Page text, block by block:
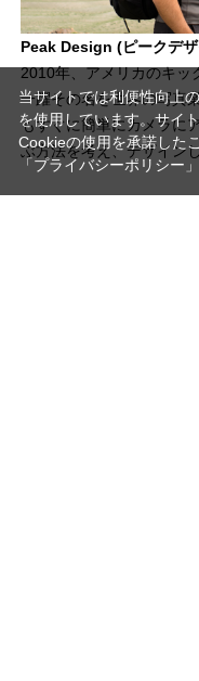
Peak Design (ピークデ
2010年、アメリカのキッ
一躍その名を世界の写真
もすぐに簡単にカメラに
ぶ方法を考え、デザイン
当サイトでは利便性向上
を使用しています。サイ
Cookieの使用を承諾した
「プライバシーポリシー」